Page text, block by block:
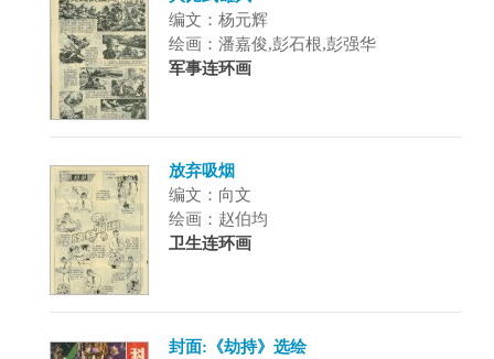
编文：杨元辉
绘画：潘嘉俊,彭石根,彭强华
军事连环画
放弃吸烟
编文：向文
绘画：赵伯均
卫生连环画
封面:《劫持》选绘